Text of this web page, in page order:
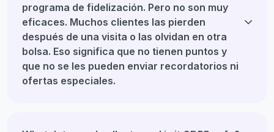
programa de fidelización. Pero no son muy
eficaces. Muchos clientes las pierden
después de una visita o las olvidan en otra
bolsa. Eso significa que no tienen puntos y
que no se les pueden enviar recordatorios ni
ofertas especiales.